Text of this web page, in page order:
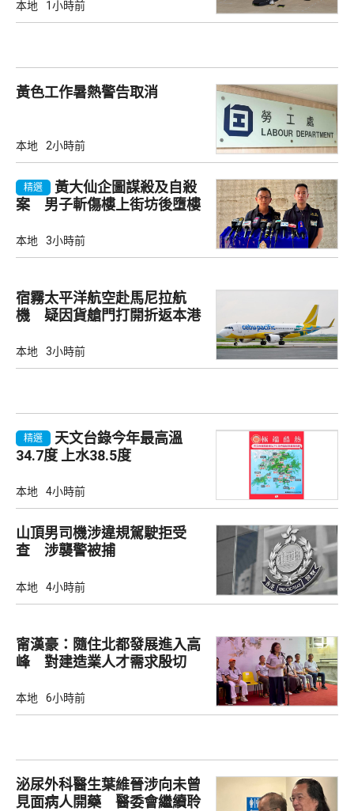
本地 1小時前
黃色工作暑熱警告取消
本地 2小時前
精選
黃大仙企圖謀殺及自殺
案 男子斬傷樓上街坊後墮樓
本地 3小時前
宿霧太平洋航空赴馬尼拉航
機 疑因貨艙門打開折返本港
本地 3小時前
精選
天文台錄今年最高溫
34.7度 上水38.5度
本地 4小時前
山頂男司機涉違規駕駛拒受
查 涉襲警被捕
本地 4小時前
甯漢豪：隨住北都發展進入高
峰 對建造業人才需求殷切
本地 6小時前
泌尿外科醫生葉維晉涉向未曾
見面病人開藥 醫委會繼續聆